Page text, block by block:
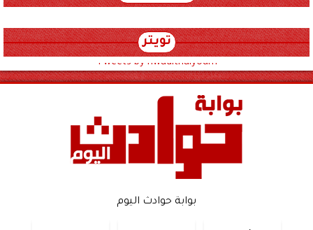
تويتر
Tweets by hwadithalyoum
بوابة حوادث اليوم